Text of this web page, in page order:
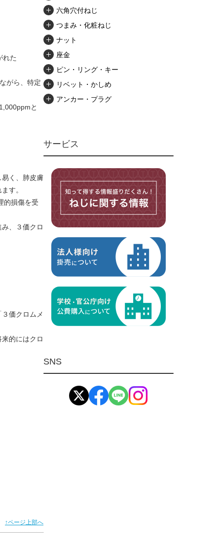
れた
がら、特定
と
く、肺皮膚
す。
的損傷を受
、３価クロ
価クロムメ
的にはクロ
↑ページ上部へ
六角穴付ねじ
つまみ・化粧ねじ
ナット
座金
ピン・リング・キー
リベット・かしめ
アンカー・プラグ
マイクロねじ
台形ねじ
その他ねじ
便利品
金具・金物
切削工具
研削研磨品
作業用品
ケミカル製品
環境安全用品
工業資材(栃木屋)
サービス
SNS